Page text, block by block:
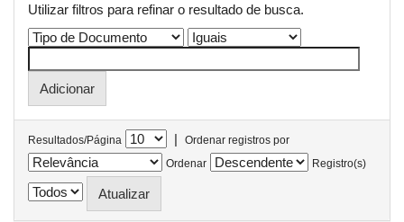
Utilizar filtros para refinar o resultado de busca.
Resultados/Página |
Ordenar registros por
Ordenar
Registro(s)